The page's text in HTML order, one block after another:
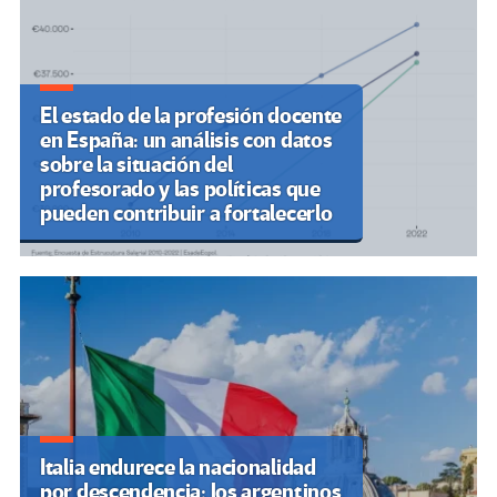
El estado de la profesión docente
en España: un análisis con datos
sobre la situación del
profesorado y las políticas que
pueden contribuir a fortalecerlo
Italia endurece la nacionalidad